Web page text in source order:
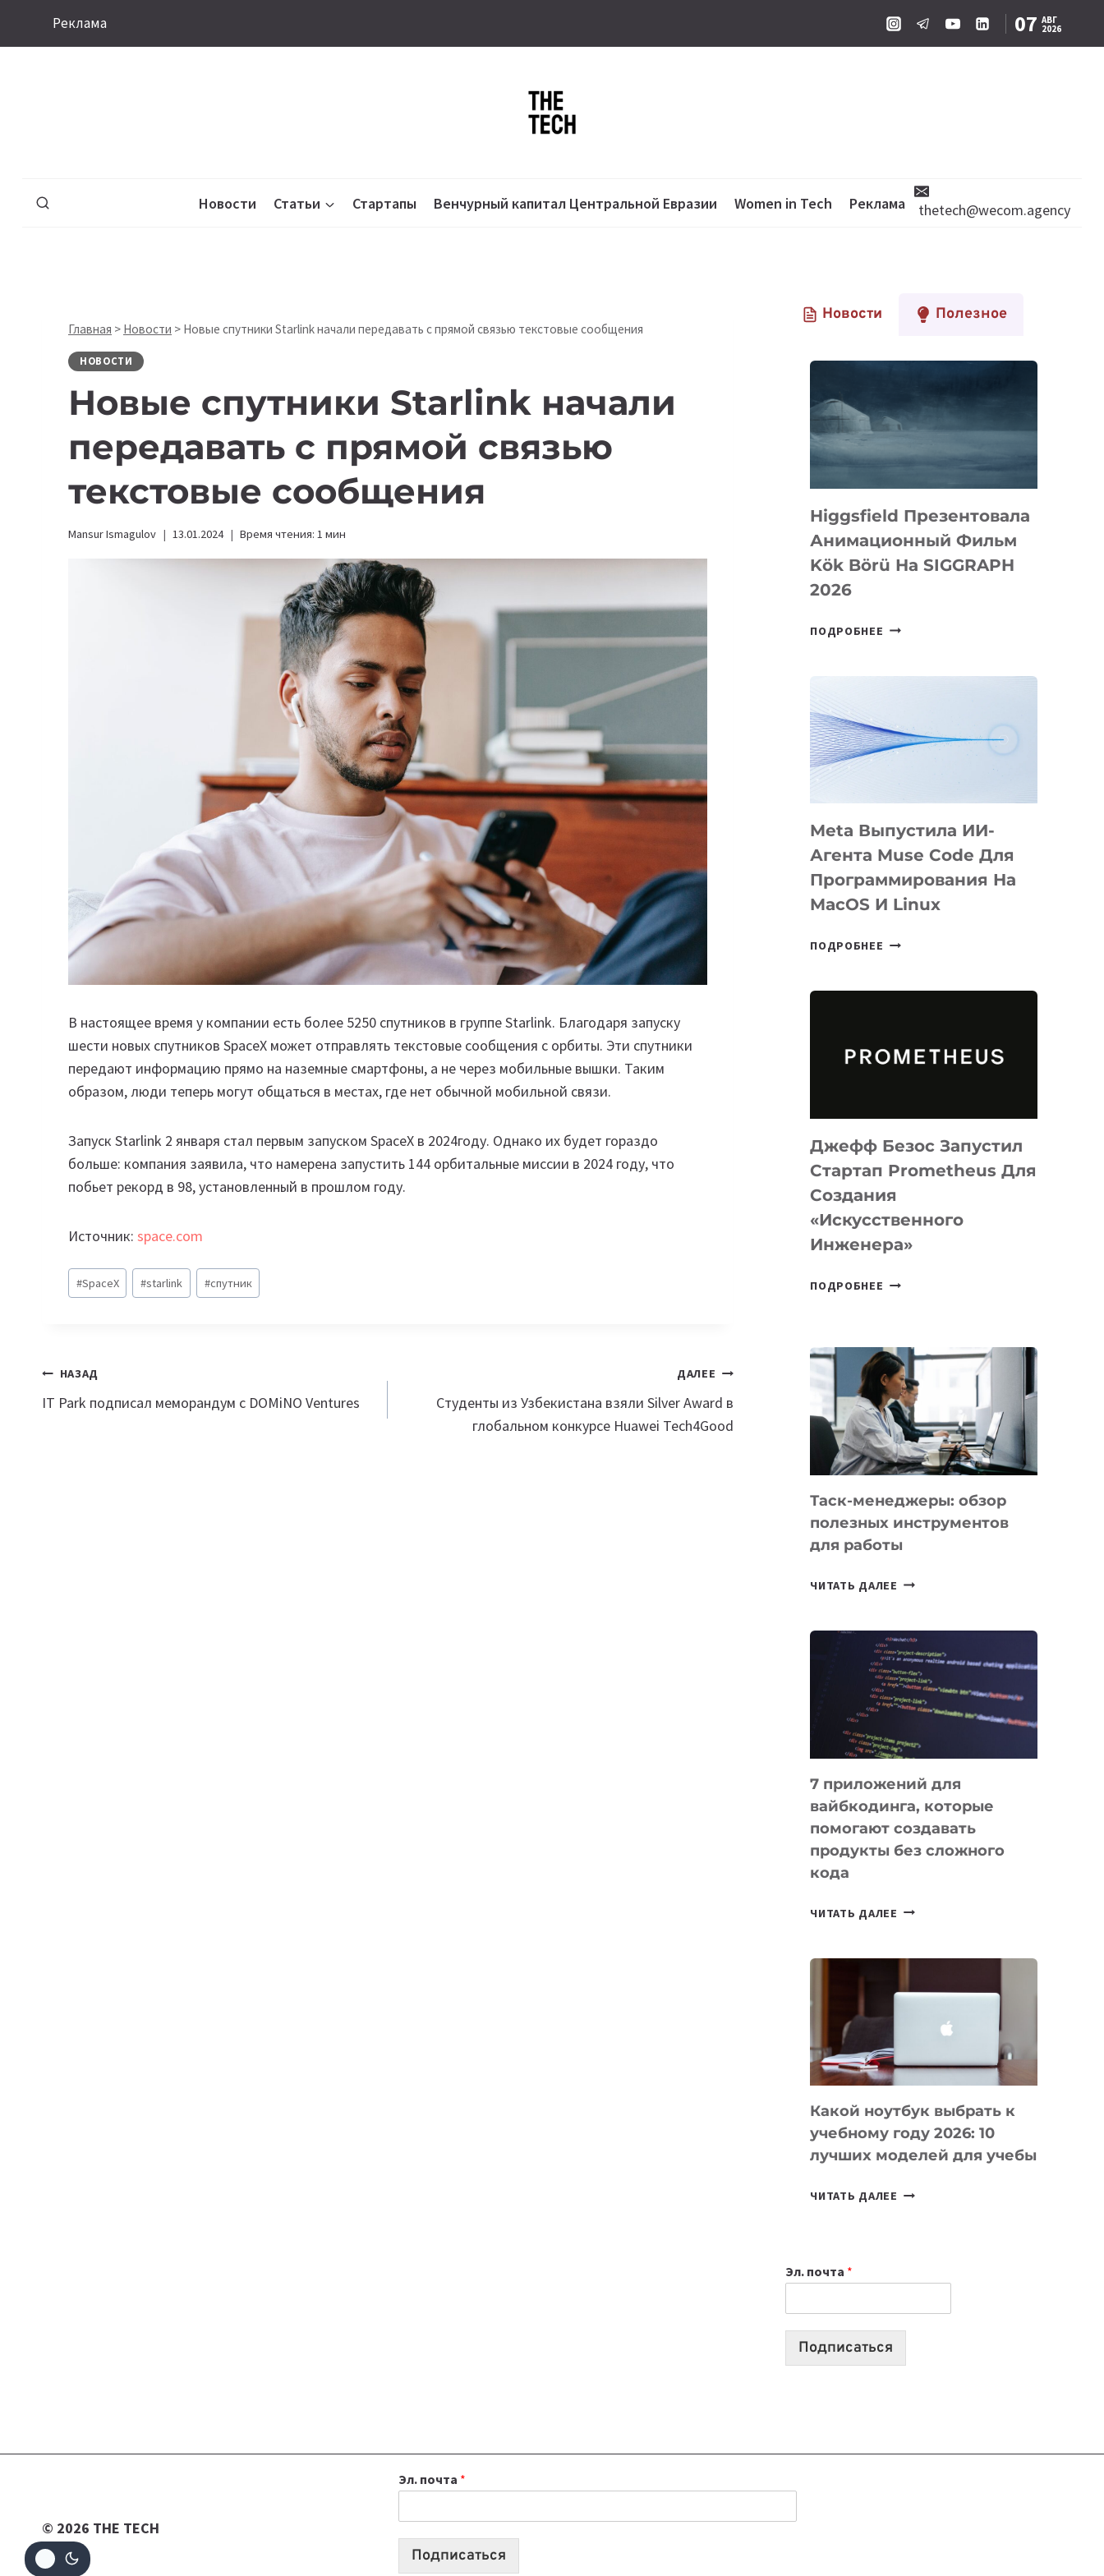
Реклама 07 АВГ
2026
Новости Статьи Стартапы Венчурный капитал Центральной Евразии Women in Tech Реклама thetech@wecom.agency
Главная > Новости > Новые спутники Starlink начали передавать с прямой связью текстовые сообщения
НОВОСТИ
Новые спутники Starlink начали
передавать с прямой связью
текстовые сообщения
Mansur Ismagulov 13.01.2024 Время чтения: 1 мин
В настоящее время у компании есть более 5250 спутников в группе Starlink. Благодаря запуску
шести новых спутников SpaceX может отправлять текстовые сообщения с орбиты. Эти спутники
передают информацию прямо на наземные смартфоны, а не через мобильные вышки. Таким
образом, люди теперь могут общаться в местах, где нет обычной мобильной связи.
Запуск Starlink 2 января стал первым запуском SpaceX в 2024году. Однако их будет гораздо
больше: компания заявила, что намерена запустить 144 орбитальные миссии в 2024 году, что
побьет рекорд в 98, установленный в прошлом году.
Источник: space.com
Метки
записи:
#SpaceX #starlink #спутник
Навигация
по
НАЗАД
IT Park подписал меморандум с DOMiNO Ventures
ДАЛЕЕ
Студенты из Узбекистана взяли Silver Award в
глобальном конкурсе Huawei Tech4Good
Новости Полезное
Higgsfield Презентовала
Анимационный Фильм
Kök Börü На SIGGRAPH
2026
ПОДРОБНЕЕ HIGGSFIELD
BÖRÜ
НА
Meta Выпустила ИИ-
Агента Muse Code Для
Программирования На
MacOS И Linux
ПОДРОБНЕЕ META
ДЛЯ
И
LINUX
Джефф Безос Запустил
Стартап Prometheus Для
Создания
«искусственного
Инженера»
ПОДРОБНЕЕ ДЖЕФФ
PROMETHEUS
ДЛЯ
СОЗДАНИЯ
«ИСКУССТВЕННОГО
ИНЖЕНЕРА»
Таск-менеджеры: обзор
полезных инструментов
для работы
ЧИТАТЬ ДАЛЕЕ ТАСК-
ПОЛЕЗНЫХ
ИНСТРУМЕНТОВ
ДЛЯ
РАБОТЫ
7 приложений для
вайбкодинга, которые
помогают создавать
продукты без сложного
кода
ЧИТАТЬ ДАЛЕЕ
КОТОРЫЕ
СОЗДАВАТЬ
БЕЗ
КОДА
Какой ноутбук выбрать к
учебному году 2026: 10
лучших моделей для учебы
ЧИТАТЬ ДАЛЕЕ КАКОЙ
2026:
10
Эл. почта *
Подписаться
© 2026 THE TECH
Эл. почта *
Подписаться